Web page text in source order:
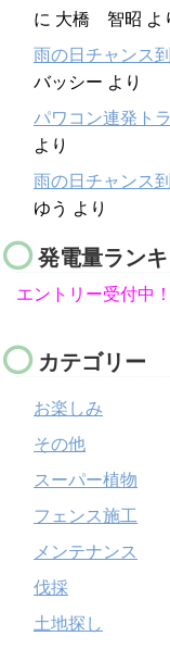
に 大橋 智昭 よ
雨の日チャンス
バッシー より
パワコン連発ト
より
雨の日チャンス
ゆう より
発電量ラン
エントリー受付中！
カテゴリー
お楽しみ
その他
スーパー植物
フェンス施工
メンテナンス
伐採
土地探し